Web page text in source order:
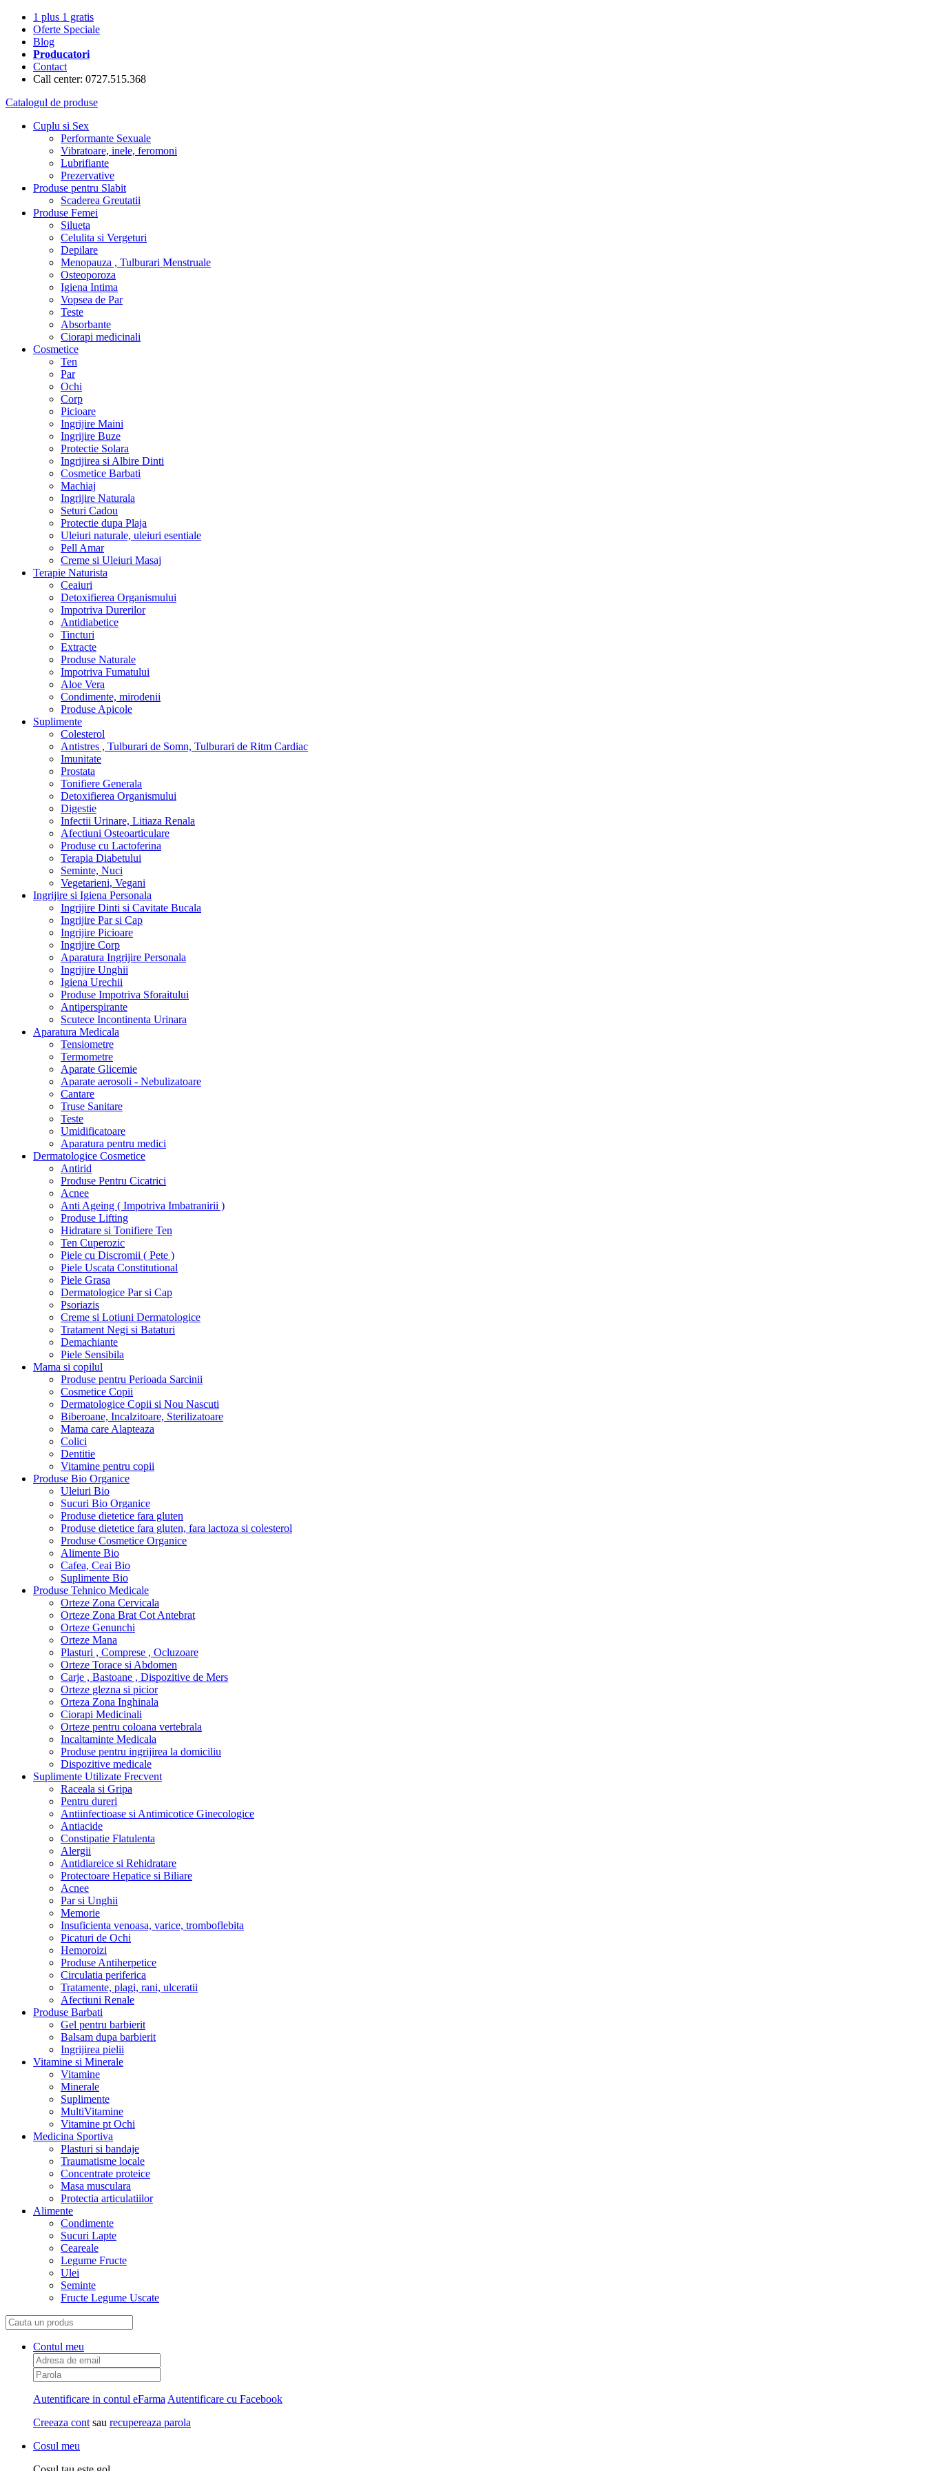
1 plus 1 gratis
Oferte Speciale
Blog
Producatori
Contact
Call center: 0727.515.368
Catalogul de produse
Cuplu si Sex
Performante Sexuale
Vibratoare, inele, feromoni
Lubrifiante
Prezervative
Produse pentru Slabit
Scaderea Greutatii
Produse Femei
Silueta
Celulita si Vergeturi
Depilare
Menopauza , Tulburari Menstruale
Osteoporoza
Igiena Intima
Vopsea de Par
Teste
Absorbante
Ciorapi medicinali
Cosmetice
Ten
Par
Ochi
Corp
Picioare
Ingrijire Maini
Ingrijire Buze
Protectie Solara
Ingrijirea si Albire Dinti
Cosmetice Barbati
Machiaj
Ingrijire Naturala
Seturi Cadou
Protectie dupa Plaja
Uleiuri naturale, uleiuri esentiale
Pell Amar
Creme si Uleiuri Masaj
Terapie Naturista
Ceaiuri
Detoxifierea Organismului
Impotriva Durerilor
Antidiabetice
Tincturi
Extracte
Produse Naturale
Impotriva Fumatului
Aloe Vera
Condimente, mirodenii
Produse Apicole
Suplimente
Colesterol
Antistres , Tulburari de Somn, Tulburari de Ritm Cardiac
Imunitate
Prostata
Tonifiere Generala
Detoxifierea Organismului
Digestie
Infectii Urinare, Litiaza Renala
Afectiuni Osteoarticulare
Produse cu Lactoferina
Terapia Diabetului
Seminte, Nuci
Vegetarieni, Vegani
Ingrijire si Igiena Personala
Ingrijire Dinti si Cavitate Bucala
Ingrijire Par si Cap
Ingrijire Picioare
Ingrijire Corp
Aparatura Ingrijire Personala
Ingrijire Unghii
Igiena Urechii
Produse Impotriva Sforaitului
Antiperspirante
Scutece Incontinenta Urinara
Aparatura Medicala
Tensiometre
Termometre
Aparate Glicemie
Aparate aerosoli - Nebulizatoare
Cantare
Truse Sanitare
Teste
Umidificatoare
Aparatura pentru medici
Dermatologice Cosmetice
Antirid
Produse Pentru Cicatrici
Acnee
Anti Ageing ( Impotriva Imbatranirii )
Produse Lifting
Hidratare si Tonifiere Ten
Ten Cuperozic
Piele cu Discromii ( Pete )
Piele Uscata Constitutional
Piele Grasa
Dermatologice Par si Cap
Psoriazis
Creme si Lotiuni Dermatologice
Tratament Negi si Bataturi
Demachiante
Piele Sensibila
Mama si copilul
Produse pentru Perioada Sarcinii
Cosmetice Copii
Dermatologice Copii si Nou Nascuti
Biberoane, Incalzitoare, Sterilizatoare
Mama care Alapteaza
Colici
Dentitie
Vitamine pentru copii
Produse Bio Organice
Uleiuri Bio
Sucuri Bio Organice
Produse dietetice fara gluten
Produse dietetice fara gluten, fara lactoza si colesterol
Produse Cosmetice Organice
Alimente Bio
Cafea, Ceai Bio
Suplimente Bio
Produse Tehnico Medicale
Orteze Zona Cervicala
Orteze Zona Brat Cot Antebrat
Orteze Genunchi
Orteze Mana
Plasturi , Comprese , Ocluzoare
Orteze Torace si Abdomen
Carje , Bastoane , Dispozitive de Mers
Orteze glezna si picior
Orteza Zona Inghinala
Ciorapi Medicinali
Orteze pentru coloana vertebrala
Incaltaminte Medicala
Produse pentru ingrijirea la domiciliu
Dispozitive medicale
Suplimente Utilizate Frecvent
Raceala si Gripa
Pentru dureri
Antiinfectioase si Antimicotice Ginecologice
Antiacide
Constipatie Flatulenta
Alergii
Antidiareice si Rehidratare
Protectoare Hepatice si Biliare
Acnee
Par si Unghii
Memorie
Insuficienta venoasa, varice, tromboflebita
Picaturi de Ochi
Hemoroizi
Produse Antiherpetice
Circulatia periferica
Tratamente, plagi, rani, ulceratii
Afectiuni Renale
Produse Barbati
Gel pentru barbierit
Balsam dupa barbierit
Ingrijirea pielii
Vitamine si Minerale
Vitamine
Minerale
Suplimente
MultiVitamine
Vitamine pt Ochi
Medicina Sportiva
Plasturi si bandaje
Traumatisme locale
Concentrate proteice
Masa musculara
Protectia articulatiilor
Alimente
Condimente
Sucuri Lapte
Ceareale
Legume Fructe
Ulei
Seminte
Fructe Legume Uscate
Contul meu
Autentificare in contul eFarma Autentificare cu Facebook
Creeaza cont sau recupereaza parola
Cosul meu